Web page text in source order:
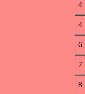
4
4
6
7
8